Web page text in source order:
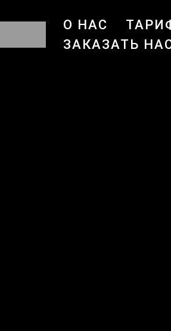
О НАС
ЗАКАЗАТЬ